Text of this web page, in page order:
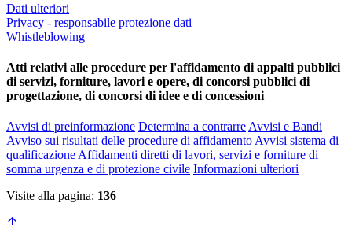
Dati ulteriori
Privacy - responsabile protezione dati
Whistleblowing
Atti relativi alle procedure per l'affidamento di appalti pubblici
di servizi, forniture, lavori e opere, di concorsi pubblici di
progettazione, di concorsi di idee e di concessioni
Avvisi di preinformazione Determina a contrarre Avvisi e Bandi
Avviso sui risultati delle procedure di affidamento Avvisi sistema di
qualificazione Affidamenti diretti di lavori, servizi e forniture di
somma urgenza e di protezione civile Informazioni ulteriori
Visite alla pagina: 136